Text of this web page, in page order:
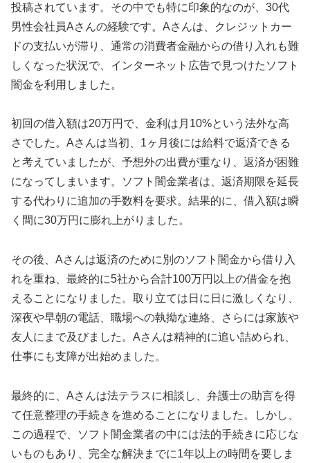
投稿されています。その中でも特に印象的なのが、30代
男性会社員Aさんの経験です。Aさんは、クレジットカー
ドの支払いが滞り、通常の消費者金融からの借り入れも難
しくなった状況で、インターネット広告で見つけたソフト
闇金を利用しました。
初回の借入額は20万円で、金利は月10%という法外な高
さでした。Aさんは当初、1ヶ月後には給料で返済できる
と考えていましたが、予想外の出費が重なり、返済が困難
になってしまいます。ソフト闇金業者は、返済期限を延長
する代わりに追加の手数料を要求。結果的に、借入額は瞬
く間に30万円に膨れ上がりました。
その後、Aさんは返済のために別のソフト闇金から借り入
れを重ね、最終的に5社から合計100万円以上の借金を抱
えることになりました。取り立ては日に日に激しくなり、
深夜や早朝の電話、職場への執拗な連絡、さらには家族や
友人にまで及びました。Aさんは精神的に追い詰められ、
仕事にも支障が出始めました。
最終的に、Aさんは法テラスに相談し、弁護士の助言を得
て任意整理の手続きを進めることになりました。しかし、
この過程で、ソフト闇金業者の中には法的手続きに応じな
いものもあり、完全な解決までに1年以上の時間を要しま